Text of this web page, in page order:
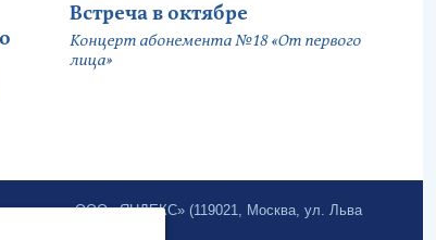
Встреча в октябре
Концерт абонемента №18 «От первого
лица»
компании ООО «ЯНДЕКС» (119021, Москва, ул. Льва